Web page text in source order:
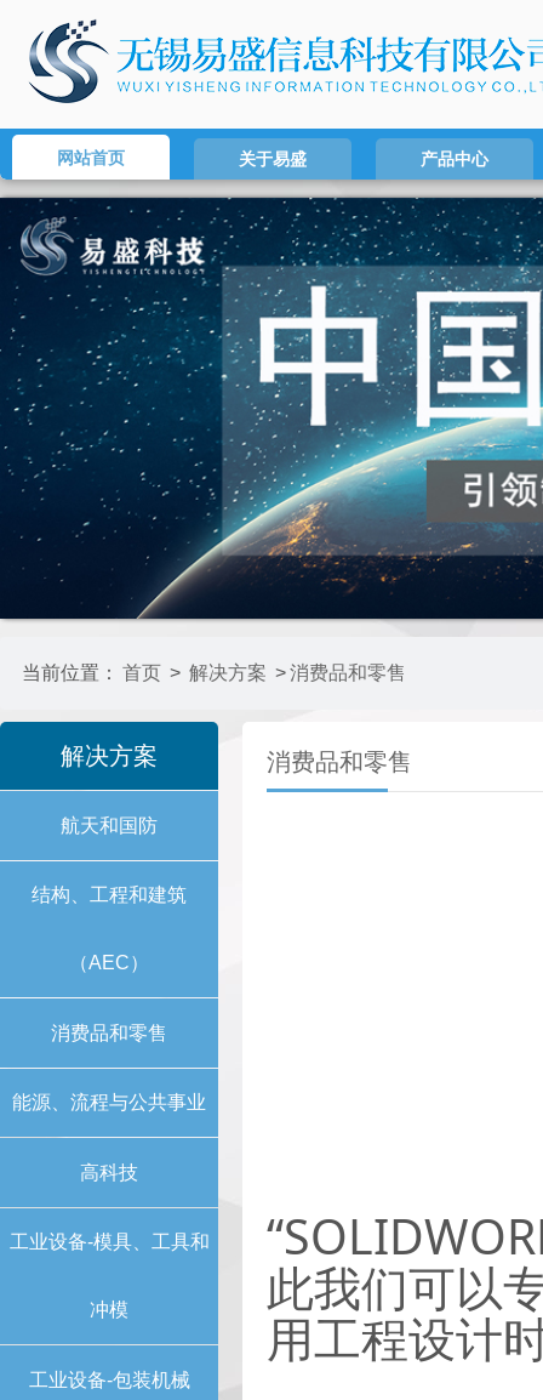
网站首页 关于易盛 产品中心
当前位置： 首页 > 解决方案 >消费品和零售
解决方案
航天和国防
结构、工程和建筑
（AEC）
消费品和零售
能源、流程与公共事业
高科技
工业设备-模具、工具和
冲模
工业设备-包装机械
消费品和零售
此我们可以
用工程设计